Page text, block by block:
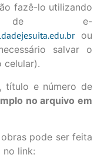
fazê-lo utilizando
de e-
ou
salvar o
celular).
título e número de
no arquivo em
pode ser feita
link: